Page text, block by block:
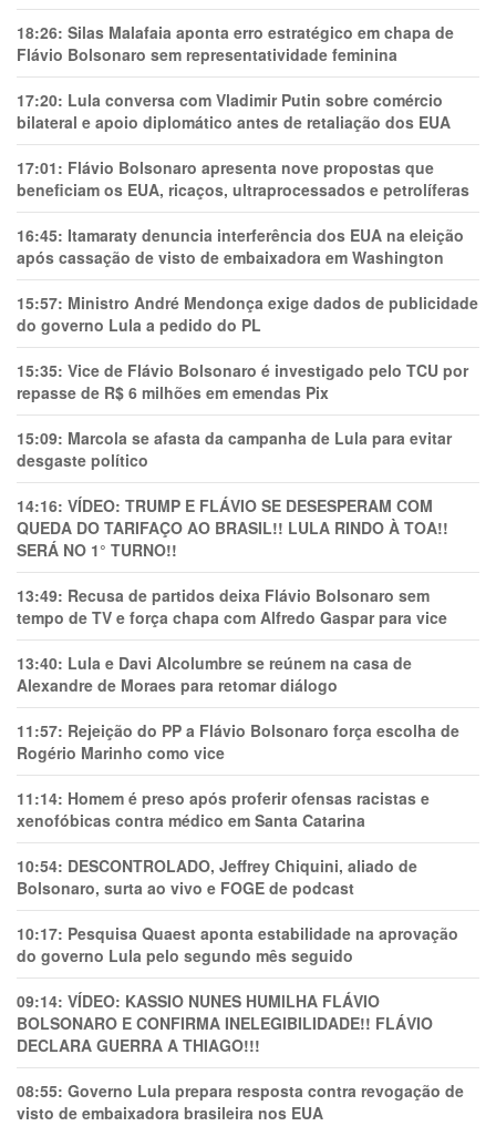
18:26: Silas Malafaia aponta erro estratégico em chapa de
Flávio Bolsonaro sem representatividade feminina
17:20: Lula conversa com Vladimir Putin sobre comércio
bilateral e apoio diplomático antes de retaliação dos EUA
17:01: Flávio Bolsonaro apresenta nove propostas que
beneficiam os EUA, ricaços, ultraprocessados e petrolíferas
16:45: Itamaraty denuncia interferência dos EUA na eleição
após cassação de visto de embaixadora em Washington
15:57: Ministro André Mendonça exige dados de publicidade
do governo Lula a pedido do PL
15:35: Vice de Flávio Bolsonaro é investigado pelo TCU por
repasse de R$ 6 milhões em emendas Pix
15:09: Marcola se afasta da campanha de Lula para evitar
desgaste político
14:16: VÍDEO: TRUMP E FLÁVIO SE DESESPERAM COM
QUEDA DO TARIFAÇO AO BRASIL!! LULA RINDO À TOA!!
SERÁ NO 1° TURNO!!
13:49: Recusa de partidos deixa Flávio Bolsonaro sem
tempo de TV e força chapa com Alfredo Gaspar para vice
13:40: Lula e Davi Alcolumbre se reúnem na casa de
Alexandre de Moraes para retomar diálogo
11:57: Rejeição do PP a Flávio Bolsonaro força escolha de
Rogério Marinho como vice
11:14: Homem é preso após proferir ofensas racistas e
xenofóbicas contra médico em Santa Catarina
10:54: DESCONTROLADO, Jeffrey Chiquini, aliado de
Bolsonaro, surta ao vivo e FOGE de podcast
10:17: Pesquisa Quaest aponta estabilidade na aprovação
do governo Lula pelo segundo mês seguido
09:14: VÍDEO: KASSIO NUNES HUMlLHA FLÁVIO
BOLSONARO E CONFIRMA INELEGIBILIDADE!! FLÁVIO
DECLARA GUERRA A THIAGO!!!
08:55: Governo Lula prepara resposta contra revogação de
visto de embaixadora brasileira nos EUA